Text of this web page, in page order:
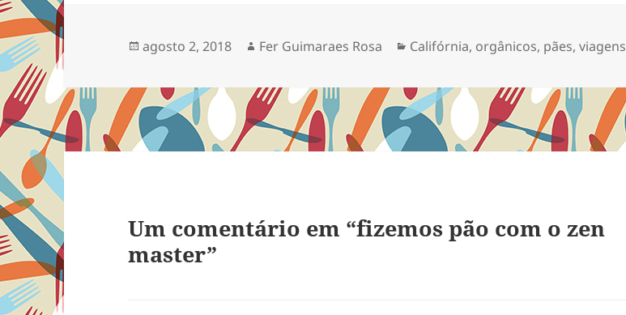
Publicado
agosto 2, 2018 Autor
Fer Guimaraes Rosa Categorias
Califórnia, orgânicos, pães,viagens
Um comentário em “fizemos pão com o zen
master”